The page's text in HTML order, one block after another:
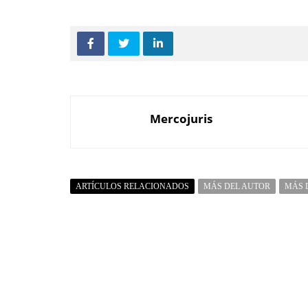
Mercojuris
ARTÍCULOS RELACIONADOS MÁS DEL AUTOR MÁS